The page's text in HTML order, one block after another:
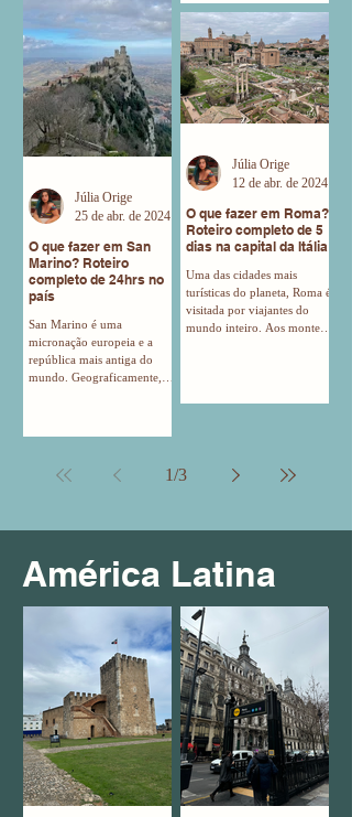
quando a atividade do sol
atinge o pico. Traduzindo: as
chances de ver a Aurora
Boreal, e de vê-la mais forte
e colorida, são as maiores da
década. E Tromsø é perfeita
pra isso porque é um local
onde dá pra ver as luzes do
norte da cidade mesm
história, de cinema, de teatro
ou de museus. Mas, vamos
ser sinceros: Londres pode
assustar. É uma cidade
gigante, com uma das
moedas mais caras do
mundo e um sistema de
labirinto. Se você chegar
sem planejamento, a chance
de gastar libras à toa e
O que fazer em San
Marino? Roteiro
completo de 24hrs no
país
San Marino é uma
micronação europeia e a
república mais antiga do
mundo. Geograficamente,
Marino, a parte turística é
espetaculares. Apesar de
parecer cenário de filme, San
Marino é um dos países
menos visitados da Europa.
Acho que ainda não foi
Júlia Orige
25 de abr. de 2024
O que fazer em Roma?
Roteiro completo de 5
dias na capital da Itália
Uma das cidades mais
turísticas do planeta, Roma é
visitada por viajantes do
mundo inteiro. Aos montes.
em quem vai para a cidade
eterna pela primeira vez. Eu
mais extensa, fiquei uma
Júlia Orige
12 de abr. de 2024
1/3
América Latina